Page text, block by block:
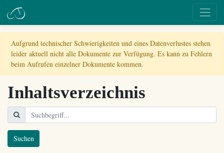
Aufgrund technischer Schwierigkeiten und eines Datenverlustes stehen
leider aktuell nicht alle Dokumente zur Verfügung. Es kann zu Fehlern
beim Aufrufen einzelner Dokumente kommen.
Inhaltsverzeichnis
Suchen